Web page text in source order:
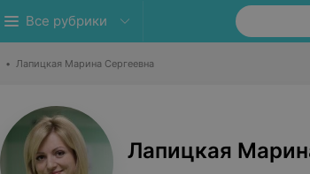
Все рубрики
• Лапицкая Марина Сергеевна
Лапицкая